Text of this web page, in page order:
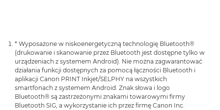
* Wyposażone w niskoenergetyczną technologię Bluetooth®
(drukowanie i skanowanie przez Bluetooth jest dostępne tylko w
urządzeniach z systemem Android). Nie można zagwarantować
działania funkcji dostępnych za pomocą łączności Bluetooth i
aplikacji Canon PRINT Inkjet/SELPHY na wszystkich
smartfonach z systemem Android. Znak słowa i logo
Bluetooth® są zastrzeżonymi znakami towarowymi firmy
Bluetooth SIG, a wykorzystanie ich przez firmę Canon Inc.